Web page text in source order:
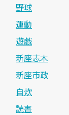
野球
運動
遊戯
新座志木
新座市政
自炊
読書